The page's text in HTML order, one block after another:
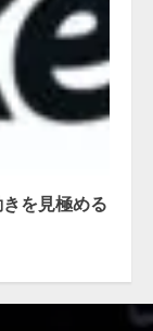
を見極める